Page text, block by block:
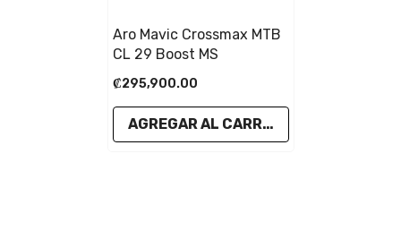
Aro Mavic Crossmax MTB
CL 29 Boost MS
₡295,900.00
AGREGAR AL CARRITO